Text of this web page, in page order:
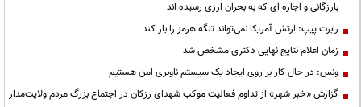
بارزگانی و اجاره ای که به بحران ارزی رسیده اند
رابرت پیپ: ارتش آمریکا نمی‌تواند تنگه هرمز را باز کند
زمان اعلام نتایج نهایی دکتری مشخص شد
ونس: در حال کار بر روی ایجاد یک سیستم ناوبری امن هستیم
گزارش «خبر شهر» از تداوم فعالیت موکب شهدای رزکان در اجتماع بزرگ مردم ولایت‌مدار